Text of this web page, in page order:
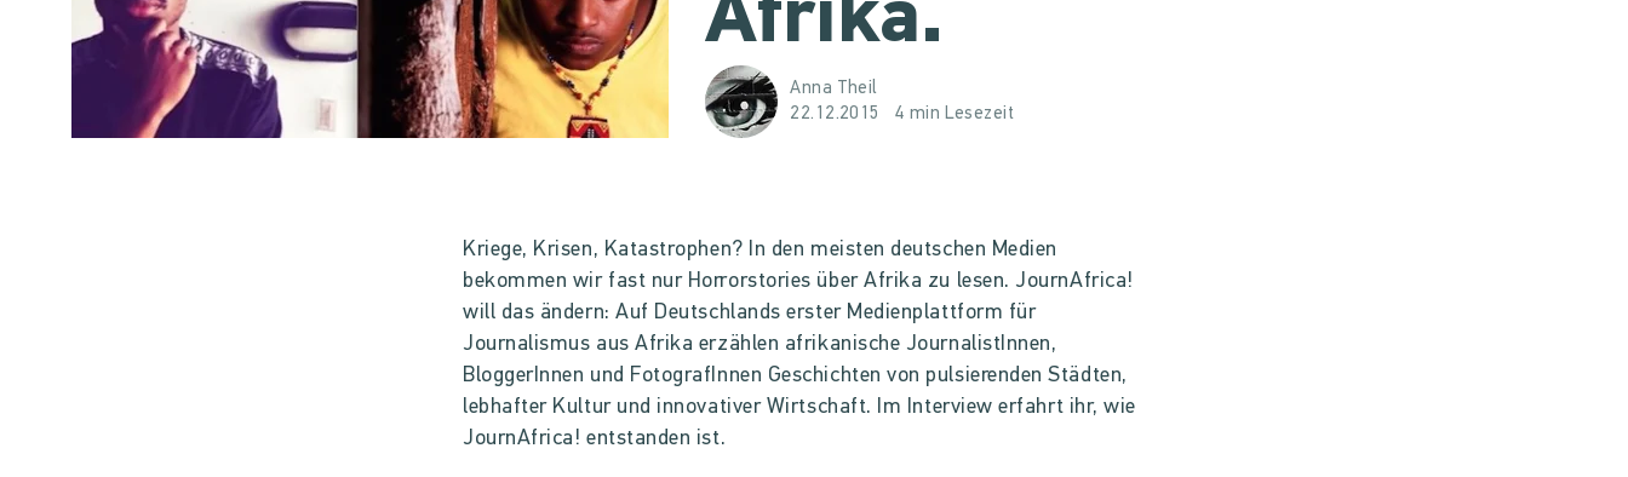
Afrika.
Anna Theil
22.12.2015
4 min Lesezeit
Kriege, Krisen, Katastrophen? In den meisten deutschen Medien
bekommen wir fast nur Horrorstories über Afrika zu lesen. JournAfrica!
will das ändern: Auf Deutschlands erster Medienplattform für
Journalismus aus Afrika erzählen afrikanische JournalistInnen,
BloggerInnen und FotografInnen Geschichten von pulsierenden Städten,
lebhafter Kultur und innovativer Wirtschaft. Im Interview erfahrt ihr, wie
JournAfrica! entstanden ist.